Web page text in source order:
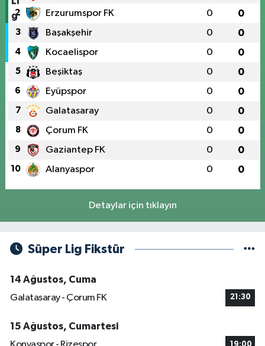
2 Erzurumspor FK 0 0
3 Başakşehir 0 0
4 Kocaelispor 0 0
5 Beşiktaş 0 0
6 Eyüpspor 0 0
7 Galatasaray 0 0
8 Çorum FK 0 0
9 Gaziantep FK 0 0
10 Alanyaspor 0 0
Detaylar için tıklayın
Süper Lig Fikstür
14 Ağustos, Cuma
Galatasaray - Çorum FK
21:30
15 Ağustos, Cumartesi
19:00